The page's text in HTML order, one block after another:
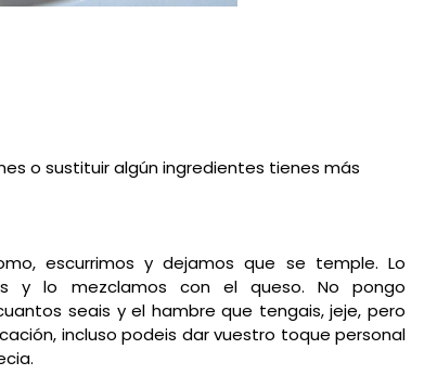
o sustituir algún ingredientes tienes más
escurrimos y dejamos que se temple. Lo
y lo mezclamos con el queso. No pongo
seais y el hambre que tengais, jeje, pero
incluso podeis dar vuestro toque personal